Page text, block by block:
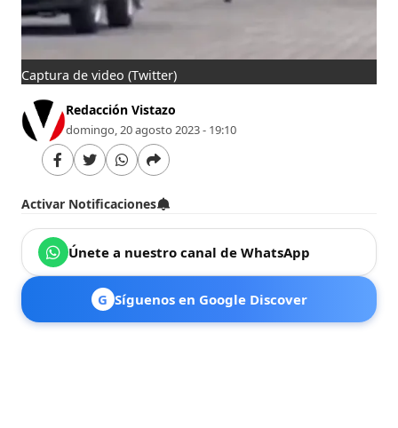
Captura de video (Twitter)
Redacción Vistazo
domingo, 20 agosto 2023 - 19:10
Activar Notificaciones
Únete a nuestro canal de WhatsApp
G Síguenos en Google Discover